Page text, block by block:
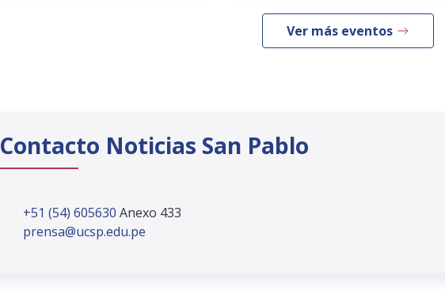
Ver más eventos
Contacto Noticias San Pablo
+51 (54) 605630 Anexo 433
prensa@ucsp.edu.pe